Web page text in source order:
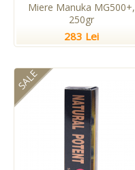
Miere Manuka MG500+,
250gr
283 Lei
SALE